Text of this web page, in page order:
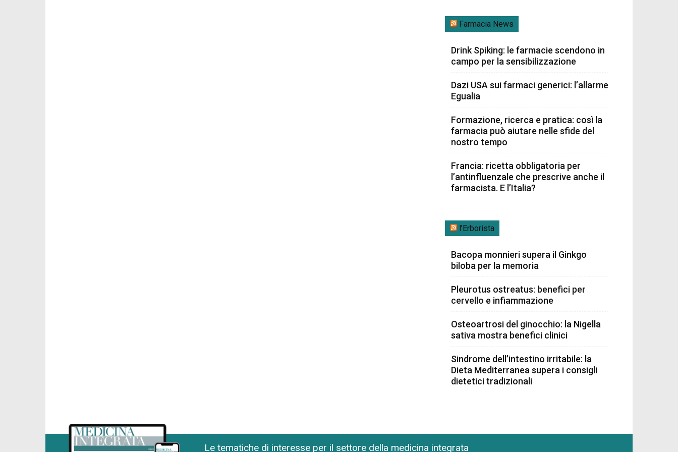
Farmacia News
Drink Spiking: le farmacie scendono in
campo per la sensibilizzazione
Dazi USA sui farmaci generici: l’allarme
Egualia
Formazione, ricerca e pratica: così la
farmacia può aiutare nelle sfide del
nostro tempo
Francia: ricetta obbligatoria per
l’antinfluenzale che prescrive anche il
farmacista. E l’Italia?
l’Erborista
Bacopa monnieri supera il Ginkgo
biloba per la memoria
Pleurotus ostreatus: benefici per
cervello e infiammazione
Osteoartrosi del ginocchio: la Nigella
sativa mostra benefici clinici
Sindrome dell’intestino irritabile: la
Dieta Mediterranea supera i consigli
dietetici tradizionali
Le tematiche di interesse per il settore della medicina integrata